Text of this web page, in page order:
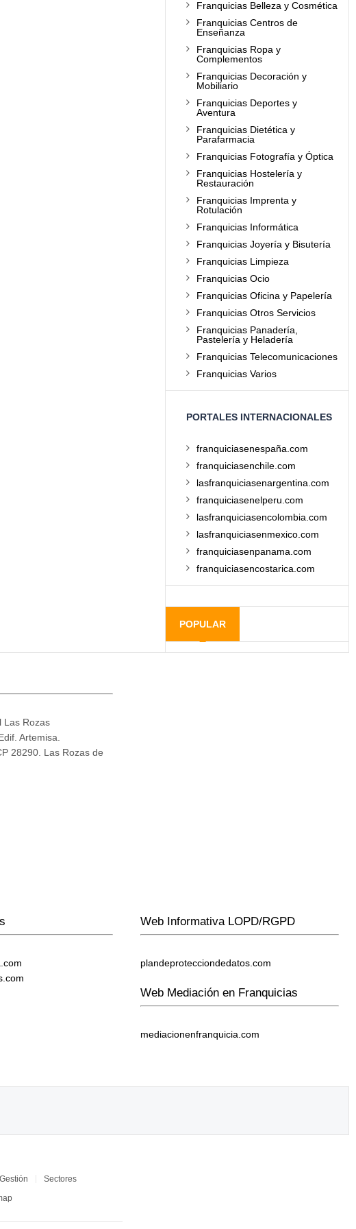
Franquicias Belleza y Cosmética
Franquicias Centros de
Enseñanza
Franquicias Ropa y
Complementos
Franquicias Decoración y
Mobiliario
Franquicias Deportes y
Aventura
Franquicias Dietética y
Parafarmacia
Franquicias Fotografía y Óptica
Franquicias Hostelería y
Restauración
Franquicias Imprenta y
Rotulación
Franquicias Informática
Franquicias Joyería y Bisutería
Franquicias Limpieza
Franquicias Ocio
Franquicias Oficina y Papelería
Franquicias Otros Servicios
Franquicias Panadería,
Pastelería y Heladería
Franquicias Telecomunicaciones
Franquicias Varios
PORTALES INTERNACIONALES
franquiciasenespaña.com
franquiciasenchile.com
lasfranquiciasenargentina.com
franquiciasenelperu.com
lasfranquiciasencolombia.com
lasfranquiciasenmexico.com
franquiciasenpanama.com
franquiciasencostarica.com
POPULAR
Las Rozas
Artemisa.
28290. Las Rozas de
Web Informativa LOPD/RGPD
plandeprotecciondedatos.com
Web Mediación en Franquicias
mediacionenfranquicia.com
Gestión
Sectores